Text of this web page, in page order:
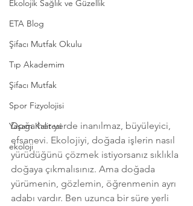
Ekolojik Sağlık ve Güzellik
ETA Blog
Şifacı Mutfak Okulu
Tıp Akademim
Şifacı Mutfak
Spor Fizyolojisi
Yaşam Kalitesi
ekoloji
Doğa her yerde inanılmaz, büyüleyici,
efsanevi. Ekolojiyi, doğada işlerin nasıl
yürüdüğünü çözmek istiyorsanız sıklıkla
doğaya çıkmalısınız. Ama doğada
yürümenin, gözlemin, öğrenmenin ayrı
adabı vardır. Ben uzunca bir süre yerli